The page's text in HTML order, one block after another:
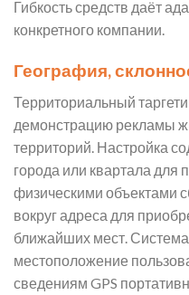
Гибкость средств даёт
конкретного компании.
География,
Территориальный
демонстрацию рекламы
территорий. Настройка
города или квартала для
физическими объектами
вокруг адреса для
ближайших мест.
местоположение
сведениям GPS